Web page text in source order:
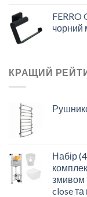
FERRO
чорний
КРАЩИЙ
Набір
змивом
close